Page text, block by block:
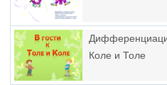
Коле и Толе